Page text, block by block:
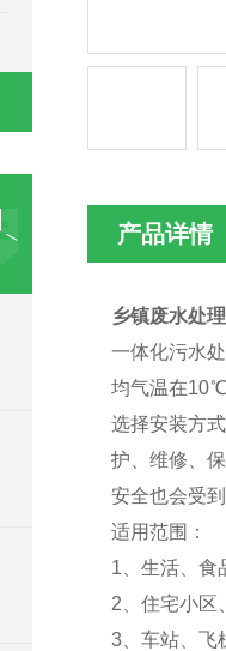
产品详情
乡镇废水处
一体化污水
均气温在
选择安装方
护、维修、
安全也会受
适用范围：
1、生活、食
2、住宅小区
3、车站、飞